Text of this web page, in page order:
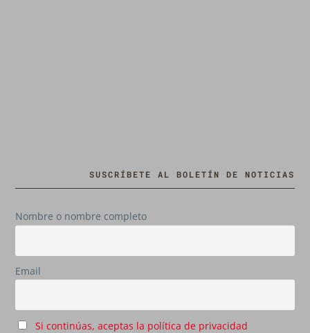
SUSCRÍBETE AL BOLETÍN DE NOTICIAS
Nombre o nombre completo
Email
Si continúas, aceptas la política de privacidad